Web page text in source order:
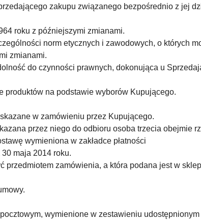
zakupu związanego bezpośrednio z jej
roku z późniejszymi zmianami.
norm etycznych i zawodowych, o których
zmianami.
do czynności prawnych, dokonująca u
produktów na podstawie wyborów Kupującego.
w zamówieniu przez Kupującego.
przez niego do odbioru osoba trzecia obejmie
wymieniona w zakładce płatności
maja 2014 roku.
przedmiotem zamówienia, a która podana jest w
wymienione w zestawieniu